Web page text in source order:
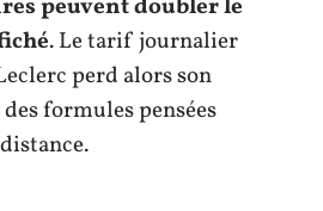
peuvent doubler le
. Le tarif journalier
perd alors son
des formules pensées